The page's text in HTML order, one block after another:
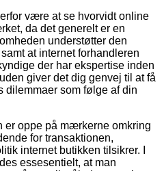
være at se hvorvidt online
da det generelt er en
understøtter den
at internet forhandleren
der har ekspertise inden
giver det dig genvej til at få
dilemmaer som følge af din
er oppe på mærkerne omkring
for transaktionen,
internet butikken tilsikrer. I
essesentielt, at man